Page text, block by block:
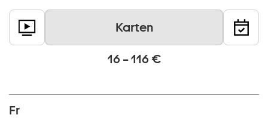
Karten
16 – 116 €
Fr